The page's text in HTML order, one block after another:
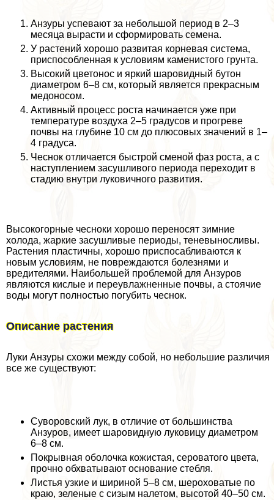
Анзуры успевают за небольшой период в 2–3
месяца вырасти и сформировать семена.
У растений хорошо развитая корневая система,
приспособленная к условиям каменистого грунта.
Высокий цветонос и яркий шаровидный бутон
диаметром 6–8 см, который является прекрасным
медоносом.
Активный процесс роста начинается уже при
температуре воздуха 2–5 градусов и прогреве
почвы на глубине 10 см до плюсовых значений в 1–
4 градуса.
Чеснок отличается быстрой сменой фаз роста, а с
наступлением засушливого периода переходит в
стадию внутри луковичного развития.
Высокогорные чесноки хорошо переносят зимние
холода, жаркие засушливые периоды, теневыносливы.
Растения пластичны, хорошо приспосабливаются к
новым условиям, не повреждаются болезнями и
вредителями. Наибольшей проблемой для Анзуров
являются кислые и переувлажненные почвы, а стоячие
воды могут полностью погубить чеснок.
Описание растения
Луки Анзуры схожи между собой, но небольшие различия
все же существуют:
Суворовский лук, в отличие от большинства
Анзуров, имеет шаровидную луковицу диаметром
6–8 см.
Покрывная оболочка кожистая, сероватого цвета,
прочно обхватывают основание стeбля.
Листья узкие и шириной 5–8 см, шероховатые по
краю, зеленые с сизым налетом, высотой 40–50 см.